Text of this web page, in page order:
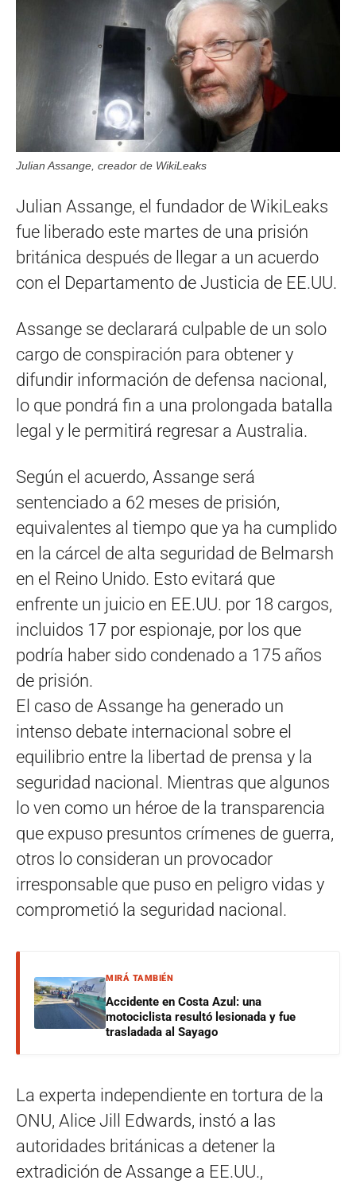
Julian Assange, creador de WikiLeaks
Julian Assange, el fundador de WikiLeaks
fue liberado este martes de una prisión
británica después de llegar a un acuerdo
con el Departamento de Justicia de EE.UU.
Assange se declarará culpable de un solo
cargo de conspiración para obtener y
difundir información de defensa nacional,
lo que pondrá fin a una prolongada batalla
legal y le permitirá regresar a Australia.
Según el acuerdo, Assange será
sentenciado a 62 meses de prisión,
equivalentes al tiempo que ya ha cumplido
en la cárcel de alta seguridad de Belmarsh
en el Reino Unido. Esto evitará que
enfrente un juicio en EE.UU. por 18 cargos,
incluidos 17 por espionaje, por los que
podría haber sido condenado a 175 años
de prisión.
El caso de Assange ha generado un
intenso debate internacional sobre el
equilibrio entre la libertad de prensa y la
seguridad nacional. Mientras que algunos
lo ven como un héroe de la transparencia
que expuso presuntos crímenes de guerra,
otros lo consideran un provocador
irresponsable que puso en peligro vidas y
comprometió la seguridad nacional.
MIRÁ TAMBIÉN
Accidente en Costa Azul: una
motociclista resultó lesionada y fue
trasladada al Sayago
La experta independiente en tortura de la
ONU, Alice Jill Edwards, instó a las
autoridades británicas a detener la
extradición de Assange a EE.UU.,